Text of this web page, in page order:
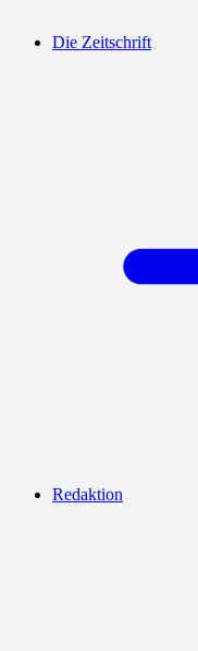
Die Zeitschrift
Redaktion